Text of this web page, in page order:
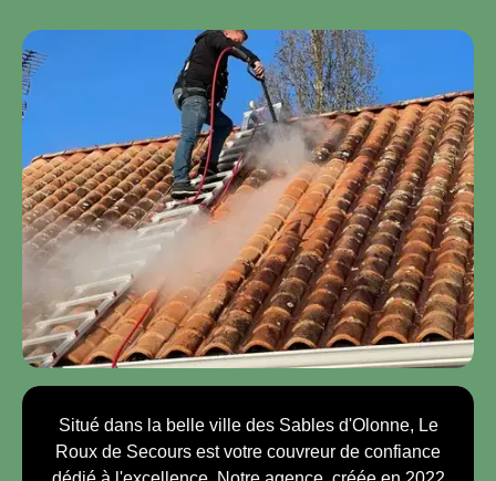
Situé dans la belle ville des Sables d'Olonne, Le
Roux de Secours est votre couvreur de confiance